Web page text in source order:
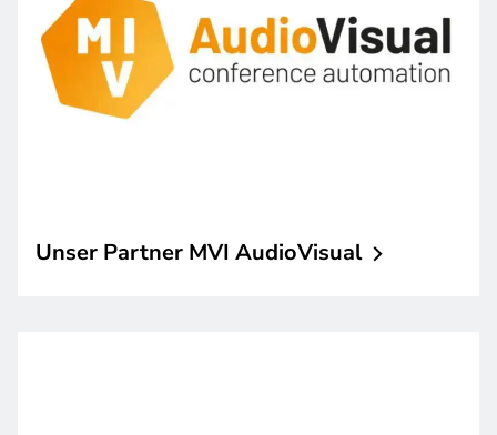
Unser Partner MVI AudioVisual